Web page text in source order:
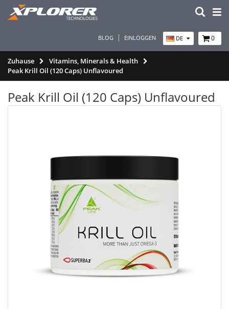
BLOG EINLOGGEN DE 0
Zuhause
Vitamins, Minerals & Health
Peak Krill Oil (120 Caps) Unflavoured
Peak Krill Oil (120 Caps) Unflavoured